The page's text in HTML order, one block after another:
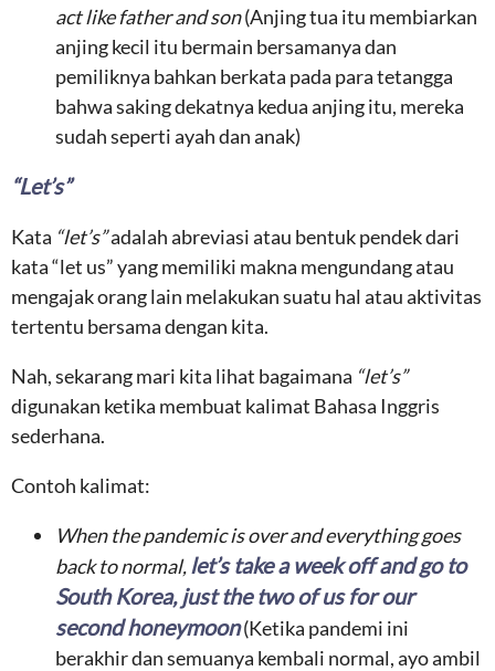
act like father and son(Anjing tua itu membiarkan
anjing kecil itu bermain bersamanya dan
pemiliknya bahkan berkata pada para tetangga
bahwa saking dekatnya kedua anjing itu, mereka
sudah seperti ayah dan anak)
“Let’s”
Kata “let’s”adalah abreviasi atau bentuk pendek dari
kata “let us” yang memiliki makna mengundang atau
mengajak orang lain melakukan suatu hal atau aktivitas
tertentu bersama dengan kita.
Nah, sekarang mari kita lihat bagaimana “let’s”
digunakan ketika membuat kalimat Bahasa Inggris
sederhana.
Contoh kalimat:
When the pandemic is over and everything goes
back to normal, let’s take a week off and go to
South Korea, just the two of us for our
second honeymoon(Ketika pandemi ini
berakhir dan semuanya kembali normal, ayo ambil